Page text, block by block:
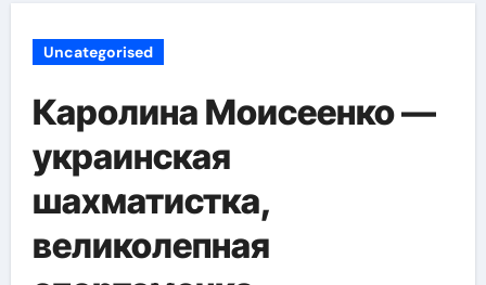
Uncategorised
Каролина Моисеенко —
украинская
шахматистка,
великолепная